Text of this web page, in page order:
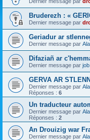
Bruderezh : «
Dernier message par
Geriadur ar
Dernier message par
Difaziañ ar
Dernier message par job
GERVA AR
Dernier message par
Réponses : 6
Un traducteur
Dernier message par
Réponses : 2
An Drouizig war
Dernier message par